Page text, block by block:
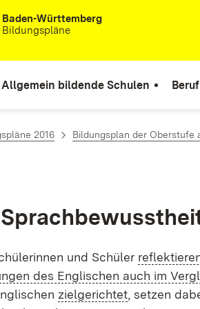
Baden-Württemberg
Bildungspläne
Allgemein bildende Schulen
2016 Bildungsplan der Oberstufe
und Schü­ler
des Eng­li­schen auch im
ziel­ge­rich­tet, set­zen